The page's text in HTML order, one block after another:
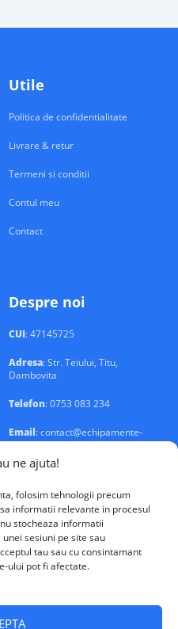
ne ajuta!
folosim tehnologii precum
informatii relevante in procesul
stocheaza informatii
sesiuni pe site sau
tau sau cu consintamant
ului pot fi afectate.
Utile
Politica de confidentialitate
Livrare & retur
Termeni si conditii
Contul meu
Contact
Despre noi
CUI: 47145725
Adresa: Str. Teiului, Titu,
Dambovita
Telefon: 0753 083 234
Email: contact@echipamente-
electrice.ro
© 2026